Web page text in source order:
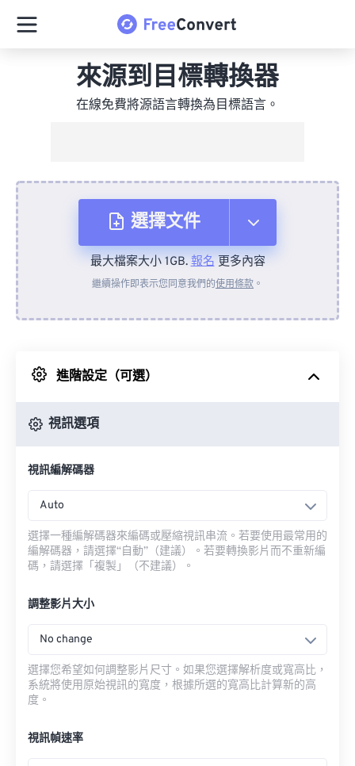
來源到目標轉換器
在線免費將源語言轉換為目標語言。
選擇文件
來自裝置
來自 Google 雲端硬碟
最大檔案大小 1GB.報名更多內容
繼續操作即表示您同意我們的使用條款 。
進階設定（可選）
視訊選項
視訊編解碼器
Auto
選擇一種編解碼器來編碼或壓縮視訊串流。若要使用最常用的
編解碼器，請選擇“自動”（建議）。若要轉換影片而不重新編
碼，請選擇「複製」（不建議）。
調整影片大小
No change
選擇您希望如何調整影片尺寸。如果您選擇解析度或寬高比，
系統將使用原始視訊的寬度，根據所選的寬高比計算新的高
度。
視訊幀速率